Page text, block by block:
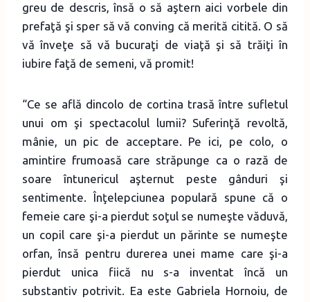
greu de descris, însă o să aştern aici vorbele din
prefaţă şi sper să vă conving că merită citită. O să
vă înveţe să vă bucuraţi de viaţă şi să trăiţi în
iubire faţă de semeni, vă promit!
“Ce se află dincolo de cortina trasă între sufletul
unui om şi spectacolul lumii? Suferinţă revoltă,
mânie, un pic de acceptare. Pe ici, pe colo, o
amintire frumoasă care străpunge ca o rază de
soare întunericul aşternut peste gânduri şi
sentimente. Înţelepciunea populară spune că o
femeie care şi-a pierdut soţul se numeşte văduvă,
un copil care şi-a pierdut un părinte se numeşte
orfan, însă pentru durerea unei mame care şi-a
pierdut unica fiică nu s-a inventat încă un
substantiv potrivit. Ea este Gabriela Hornoiu, de